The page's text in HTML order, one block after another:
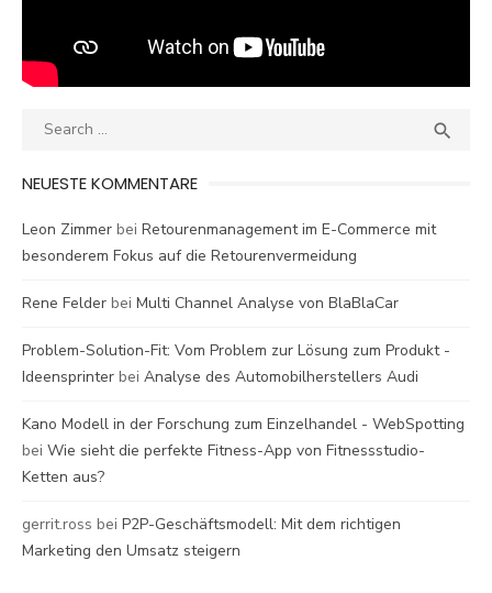
Search

NEUESTE KOMMENTARE
Leon Zimmer bei Retourenmanagement im E-Commerce mit
besonderem Fokus auf die Retourenvermeidung
Rene Felder bei Multi Channel Analyse von BlaBlaCar
Problem-Solution-Fit: Vom Problem zur Lösung zum Produkt -
Ideensprinter bei Analyse des Automobilherstellers Audi
Kano Modell in der Forschung zum Einzelhandel - WebSpotting
bei Wie sieht die perfekte Fitness-App von Fitnessstudio-
Ketten aus?
gerrit.ross bei P2P-Geschäftsmodell: Mit dem richtigen
Marketing den Umsatz steigern